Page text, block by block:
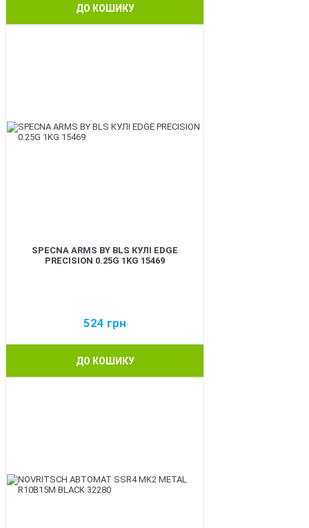
ДО КОШИКУ
SPECNA ARMS BY BLS КУЛІ EDGE
PRECISION 0.25G 1KG 15469
524 грн
ДО КОШИКУ